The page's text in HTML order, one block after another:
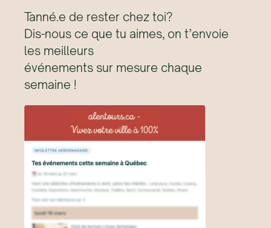
Tanné.e de rester chez toi?
Dis-nous ce que tu aimes, on t’envoie
les meilleurs
événements sur mesure chaque
semaine !